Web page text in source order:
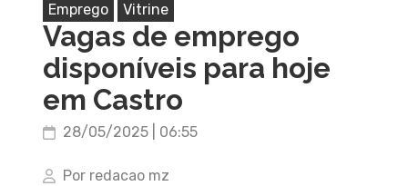
Emprego Vitrine
Vagas de emprego
disponíveis para hoje
em Castro
28/05/2025 | 06:55
Por redacao mz